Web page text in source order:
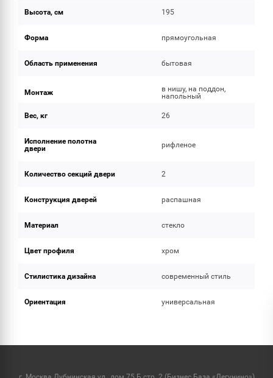
Высота, см 195
Форма прямоугольная
Область применения бытовая
Монтаж
в нишу, на поддон,
напольный
Вес, кг 26
Исполнение полотна
двери
рифленое
Количество секций двери 2
Конструкция дверей распашная
Материал стекло
Цвет профиля хром
Стилистика дизайна современный стиль
Ориентация универсальная